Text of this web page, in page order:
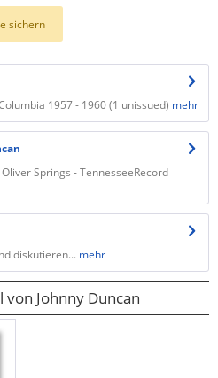
sichern
1957 - 1960 (1 unissued) mehr
Springs - TennesseeRecord
diskutieren... mehr
Johnny Duncan